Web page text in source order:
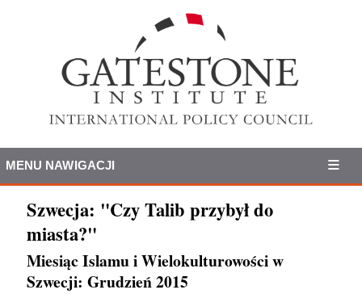
MENU NAWIGACJI
Szwecja: "Czy Talib przybył do
miasta?"
Miesiąc Islamu i Wielokulturowości w
Szwecji: Grudzień 2015